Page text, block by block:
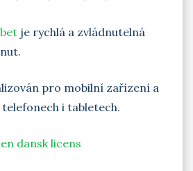
je rychlá a zvládnutelná
pro mobilní zařízení a
i tabletech.
dansk licens